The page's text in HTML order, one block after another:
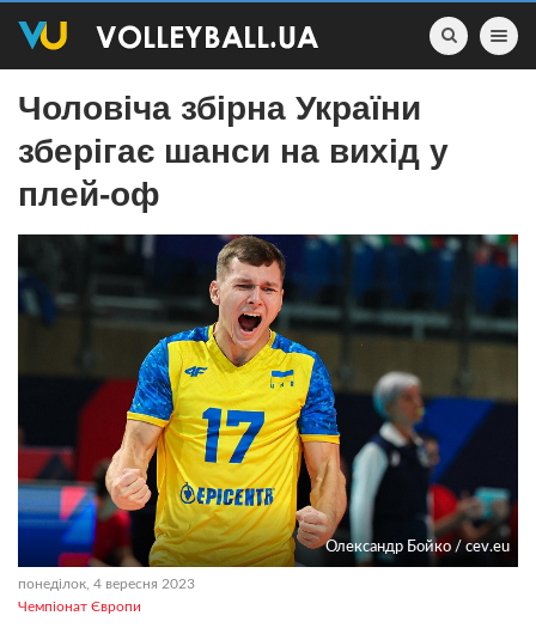
Toggle
Чоловіча збірна України
зберігає шанси на вихід у
плей-оф
Олександр Бойко / cev.eu
понеділок, 4 вересня 2023
Чемпіонат Європи